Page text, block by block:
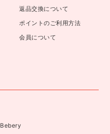
返品交換について
ポイントのご利用方法
会員について
Bebery